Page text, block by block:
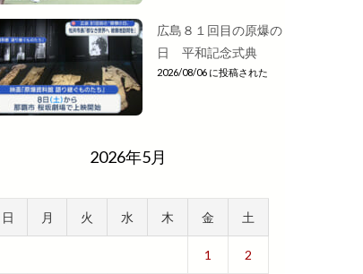
広島８１回目の原爆の
日 平和記念式典
2026/08/06 に投稿された
2026年5月
日 月 火 水 木 金 土
1 2